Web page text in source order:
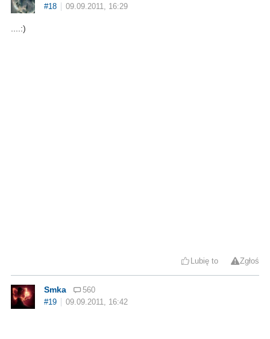
#18
09.09.2011, 16:29
....:)
Lubię to Zgłoś
Smka
560
#19
09.09.2011, 16:42